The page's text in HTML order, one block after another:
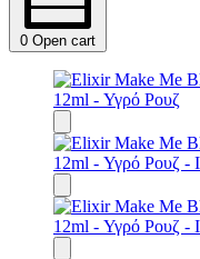
0 Open cart